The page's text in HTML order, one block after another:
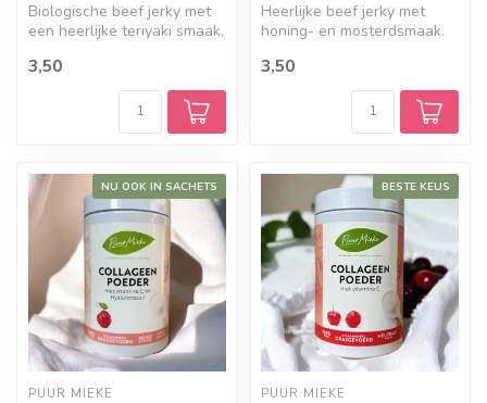
Biologische beef jerky met
een heerlijke teriyaki smaak.
3,50
Heerlijke beef jerky met
honing- en mosterdsmaak.
ku...
3,50
NU OOK IN SACHETS
PUUR MIEKE
BESTE KEUS
PUUR MIEKE